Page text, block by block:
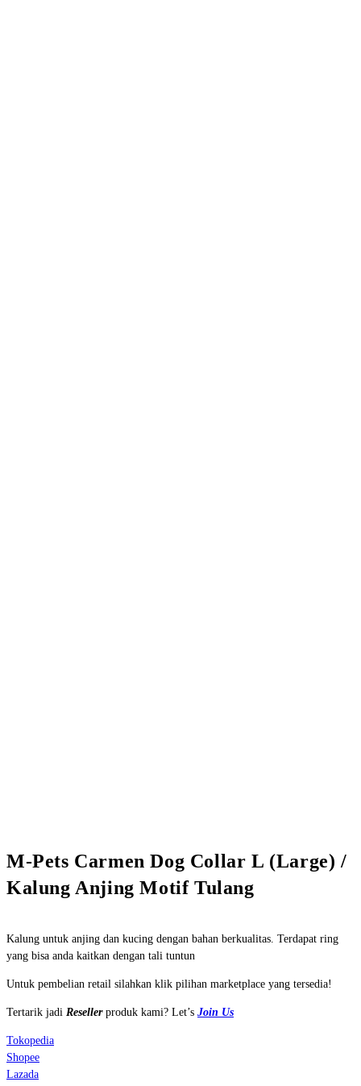
M-Pets Carmen Dog Collar L (Large) /
Kalung Anjing Motif Tulang
Kalung untuk anjing dan kucing dengan bahan berkualitas. Terdapat ring
yang bisa anda kaitkan dengan tali tuntun
Untuk pembelian retail silahkan klik pilihan marketplace yang tersedia!
Tertarik jadi Resellerproduk kami? Let’s Join Us
Tokopedia
Shopee
Lazada